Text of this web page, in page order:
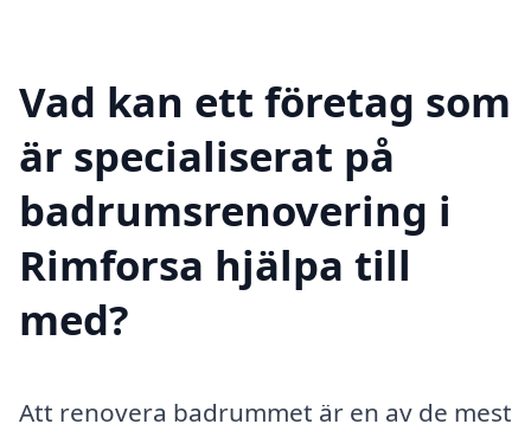
Vad kan ett företag som
är specialiserat på
badrumsrenovering i
Rimforsa hjälpa till
med?
Att renovera badrummet är en av de mest